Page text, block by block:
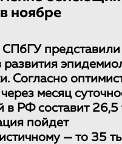
ноябре
представили
развития
Согласно
месяц
в РФ составит 26,5
пойдет
— то 35